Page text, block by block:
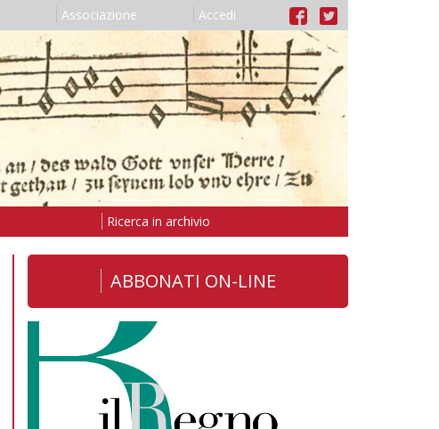
Associazione Accedi
Ricerca in archivio
ABBONATI ON-LINE